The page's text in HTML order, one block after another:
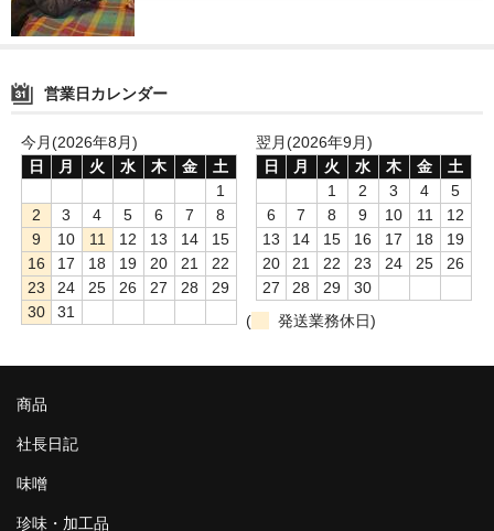
営業日カレンダー
今月(2026年8月)
日
月 火 水 木 金
土
1
2
3 4 5 6 7
8
9
10 11 12 13 14
15
16
17 18 19 20 21
22
23
24 25 26 27 28
29
30
31
翌月(2026年9月)
日
月 火 水 木 金
土
1
2 3 4
5
6
7 8 9 10 11
12
13
14 15 16 17 18
19
20
21 22 23 24 25
26
27
28 29
30
(
発送業務休日)
商品
社長日記
味噌
珍味・加工品